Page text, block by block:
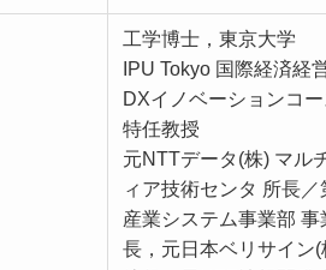
工学博士，東京大学
IPU Tokyo 国際経済経
DXイノベーションコ
特任教授
元NTTデータ(株) マル
ィア技術センタ 所長／
産業システム事業部 事
長，元日本ベリサイン(